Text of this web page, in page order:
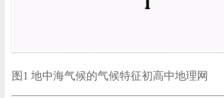
图1 地中海气候的气候特征初高中地理网